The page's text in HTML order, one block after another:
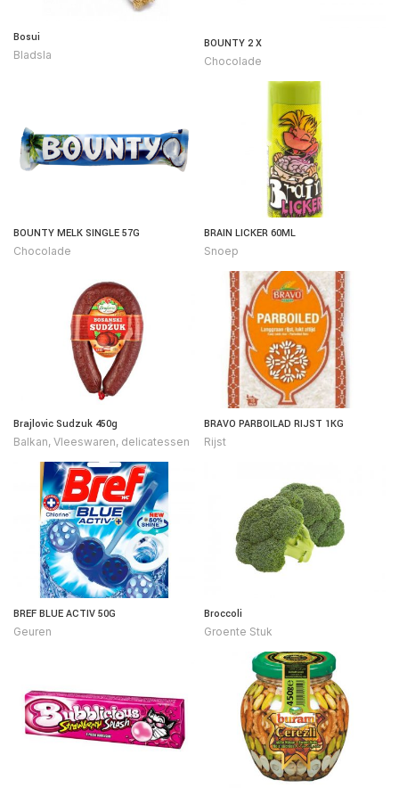
Bosui
Bladsla
BOUNTY 2 X
Chocolade
BOUNTY MELK SINGLE 57G
Chocolade
BRAIN LICKER 60ML
Snoep
Brajlovic Sudzuk 450g
Balkan, Vleeswaren, delicatessen
BRAVO PARBOILAD RIJST 1KG
Rijst
BREF BLUE ACTIV 50G
Geuren
Broccoli
Groente Stuk